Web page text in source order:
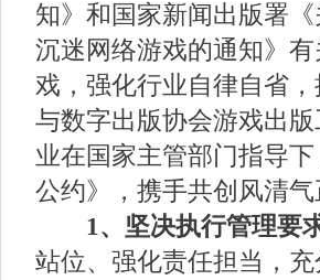
知》和国家新闻出版署
沉迷网络游戏的通知》
戏，强化行业自律自省
与数字出版协会游戏出
业在国家主管部门指导
公约》，携手共创风清
1、坚决执行管理要
站位、强化责任担当，